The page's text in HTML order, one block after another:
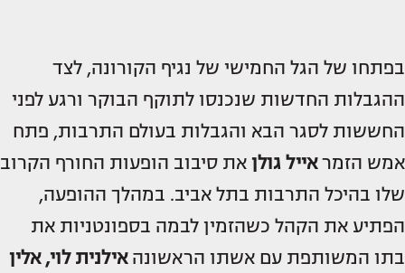
בפתחו של הגל החמישי של נגיף הקורונה, לצד
ההגבלות החדשות שנכנסו לתוקף הבוקר ורגע לפני
החששות לסגר הבא והגבלות בעולם התרבות, פתח
אמש הזמראייל גולן את סיבוב הופעות החורף הקרוב
שלו בהיכל התרבות בתל אביב. במהלך ההופעה,
הפתיע את הקהל כשהזמין לבמה בספונטניות את
בתו המשותפת עם אשתו הראשונה אילנית לוי, אלין